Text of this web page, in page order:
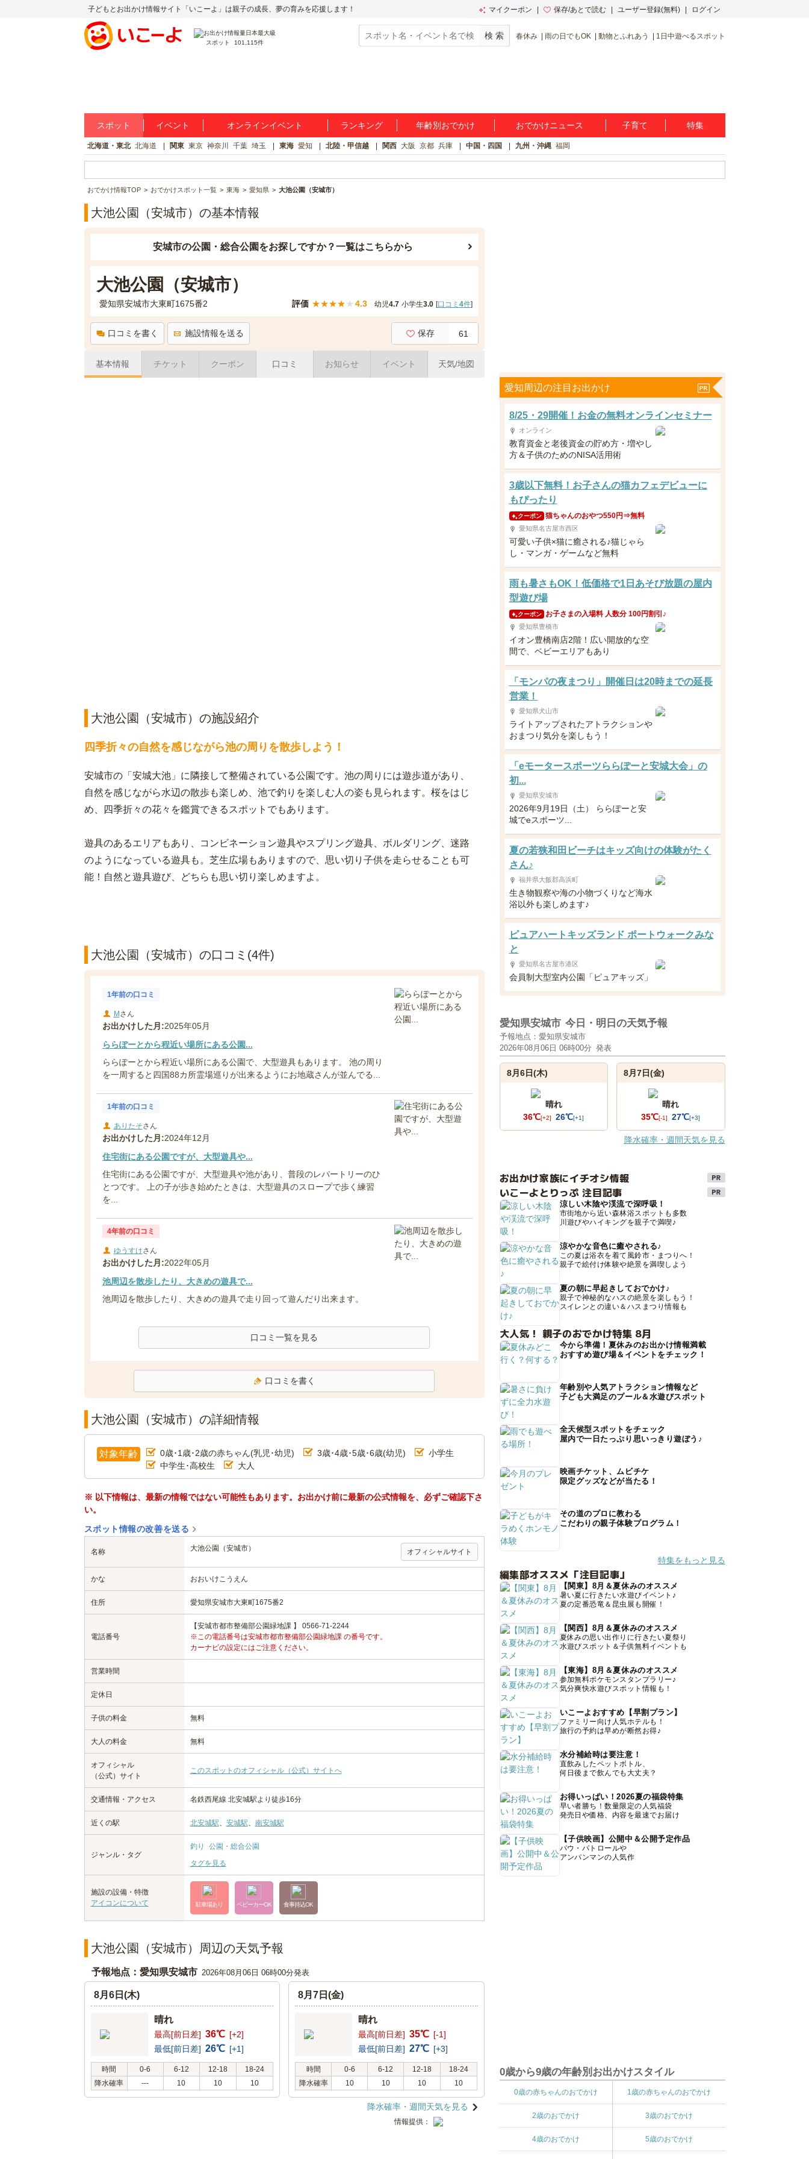
子どもとお出かけ情報サイト「いこーよ」は親子の成長、夢の育みを応援します！ マイクーポン 保存/あとで読む ユーザー登録(無料) ログイン
スポット 101,115件
春休み 雨の日でもOK 動物とふれあう 1日中遊べるスポット
スポット イベント オンラインイベント ランキング 年齢別おでかけ おでかけニュース 子育て 特集
北海道・東北 北海道 関東 東京 神奈川 千葉 埼玉 東海 愛知 北陸・甲信越 関西 大阪 京都 兵庫 中国・四国 九州・沖縄 福岡
おでかけ情報TOP おでかけスポット一覧 東海 愛知県 大池公園（安城市）
大池公園（安城市）の基本情報
安城市の公園・総合公園をお探しですか？一覧はこちらから
大池公園（安城市）
愛知県安城市大東町1675番2 評価 ★★★★★ 4.3 幼児4.7 小学生3.0 [口コミ 4件]
口コミを書く 施設情報を送る 保存 61
基本情報 チケット クーポン 口コミ お知らせ イベント 天気/地図
大池公園（安城市）の施設紹介
四季折々の自然を感じながら池の周りを散歩しよう！
安城市の「安城大池」に隣接して整備されている公園です。池の周りには遊歩道があり、
自然を感じながら水辺の散歩も楽しめ、池で釣りを楽しむ人の姿も見られます。桜をはじ
め、四季折々の花々を鑑賞できるスポットでもあります。
遊具のあるエリアもあり、コンビネーション遊具やスプリング遊具、ボルダリング、迷路
のようになっている遊具も。芝生広場もありますので、思い切り子供を走らせることも可
能！自然と遊具遊び、どちらも思い切り楽しめますよ。
大池公園（安城市）の口コミ(4件)
1年前の口コミ
M さん
お出かけした月:2025年05月
ららぽーとから程近い場所にある公園...
ららぽーとから程近い場所にある公園で、大型遊具もあります。 池の周り
を一周すると四国88カ所霊場巡りが出来るようにお地蔵さんが並んでる...
1年前の口コミ
ありたそさん
お出かけした月:2024年12月
住宅街にある公園ですが、大型遊具や...
住宅街にある公園ですが、大型遊具や池があり、普段のレパートリーのひ
とつです。 上の子が歩き始めたときは、大型遊具のスロープで歩く練習
を...
4年前の口コミ
ゆうすけさん
お出かけした月:2022年05月
池周辺を散歩したり、大きめの遊具で...
池周辺を散歩したり、大きめの遊具で走り回って遊んだり出来ます。
口コミ一覧を見る
口コミを書く
大池公園（安城市）の詳細情報
対象年齢 0歳･1歳･2歳の赤ちゃん(乳児･幼児) 3歳･4歳･5歳･6歳(幼児)
小学生
中学生･高校生
大人
※ 以下情報は、最新の情報ではない可能性もあります。お出かけ前に最新の公式情報を、必ずご確認下さ
い。
スポット情報の改善を送る
名称 大池公園（安城市） オフィシャルサイト
かな おおいけこうえん
住所 愛知県安城市大東町1675番2
電話番号
【安城市都市整備部公園緑地課 】 0566-71-2244
※この電話番号は安城市都市整備部公園緑地課 の番号です。
カーナビの設定にはご注意ください。
営業時間
定休日
子供の料金 無料
大人の料金 無料
オフィシャル
（公式）サイト
このスポットのオフィシャル（公式）サイトへ
交通情報・アクセス 名鉄西尾線 北安城駅より徒歩16分
近くの駅 北安城駅、 安城駅、 南安城駅
ジャンル・タグ
釣り
公園・総合公園
タグを見る
施設の設備・特徴
アイコンについて
駐車場あり ベビーカーOK 食事持込OK
大池公園（安城市）周辺の天気予報
予報地点：愛知県安城市 2026年08月06日 06時00分発表
8月6日(木)
晴れ
最高[前日差] 36℃ [+2]
最低[前日差] 26℃ [+1]
時間 0-6 6-12 12-18
18-24
降水確率
--- 10 10 10
8月7日(金)
晴れ
最高[前日差] 35℃ [-1]
最低[前日差] 27℃ [+3]
時間 0-6 6-12 12-18
18-24
降水確率
10 10 10 10
降水確率・週間天気を見る
情報提供：
愛知周辺の注目お出かけ
8/25・29開催！お金の無料オンラインセミナー
オンライン
教育資金と老後資金の貯め方・増やし
方＆子供のためのNISA活用術
3歳以下無料！お子さんの猫カフェデビューに
もぴったり
クーポン 猫ちゃんのおやつ550円⇒無料
愛知県名古屋市西区
可愛い子供×猫に癒される♪猫じゃら
し・マンガ・ゲームなど無料
雨も暑さもOK！低価格で1日あそび放題の屋内
型遊び場
クーポン お子さまの入場料 人数分 100円割引♪
愛知県豊橋市
イオン豊橋南店2階！広い開放的な空
間で、ベビーエリアもあり
「モンパの夜まつり」開催日は20時までの延長
営業！
愛知県犬山市
ライトアップされたアトラクションや
おまつり気分を楽しもう！
「eモータースポーツららぽーと安城大会」の
初...
愛知県安城市
2026年9月19日（土） ららぽーと安
城でeスポーツ...
夏の若狭和田ビーチはキッズ向けの体験がたく
さん♪
福井県大飯郡高浜町
生き物観察や海の小物づくりなど海水
浴以外も楽しめます♪
ピュアハートキッズランド ポートウォークみな
と
愛知県名古屋市港区
会員制大型室内公園「ピュアキッズ」
愛知県安城市 今日・明日の天気予報
予報地点：愛知県安城市
2026年08月06日 06時00分 発表
8月6日(木)
晴れ
36℃[+2] 26℃[+1]
8月7日(金)
晴れ
35℃[-1] 27℃[+3]
降水確率・週間天気を見る
お出かけ家族にイチオシ情報
いこーよとりっぷ 注目記事
涼しい木陰や渓流で深呼吸！
市街地から近い森林浴スポットも多数
川遊びやハイキングを親子で満喫♪
涼やかな音色に癒やされる♪
この夏は浴衣を着て風鈴市・まつりへ！
親子で絵付け体験や絶景を満喫しよう
夏の朝に早起きしておでかけ♪
親子で神秘的なハスの絶景を楽しもう！
スイレンとの違い＆ハスまつり情報も
大人気！ 親子のおでかけ特集 8月
今から準備！夏休みのお出かけ情報満載
おすすめ遊び場＆イベントをチェック！
年齢別や人気アトラクション情報など
子ども大満足のプール＆水遊びスポット
全天候型スポットをチェック
屋内で一日たっぷり思いっきり遊ぼう♪
映画チケット、ムビチケ
限定グッズなどが当たる！
その道のプロに教わる
こだわりの親子体験プログラム！
特集をもっと見る
編集部オススメ「注目記事」
【関東】8月＆夏休みのオススメ
暑い夏に行きたい水遊びイベント♪
夏の定番恐竜＆昆虫展も開催！
【関西】8月＆夏休みのオススメ
夏休みの思い出作りに行きたい夏祭り
水遊びスポット＆子供無料イベントも
【東海】8月＆夏休みのオススメ
参加無料ポケモンスタンプラリー♪
気分爽快水遊びスポット情報も！
いこーよおすすめ【早割プラン】
ファミリー向け人気ホテルも！
旅行の予約は早めが断然お得♪
水分補給時は要注意！
直飲みしたペットボトル、
何日後まで飲んでも大丈夫？
お得いっぱい！2026夏の福袋特集
早い者勝ち！数量限定の人気福袋
発売日や価格、内容を最速でお届け
【子供映画】公開中＆公開予定作品
パウ・パトロールや
アンパンマンの人気作
0歳から9歳の年齢別お出かけスタイル
0歳の赤ちゃんのおでかけ 1歳の赤ちゃんのおでかけ
2歳のおでかけ 3歳のおでかけ
4歳のおでかけ 5歳のおでかけ